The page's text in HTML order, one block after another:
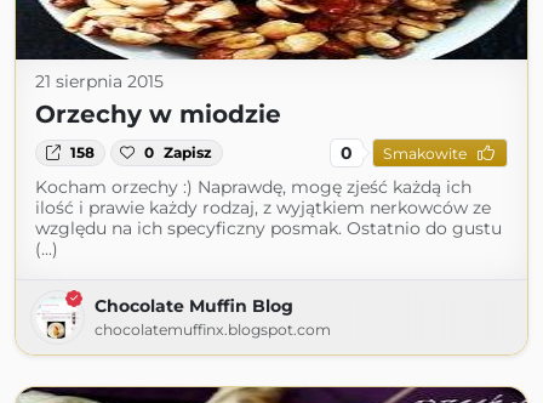
21 sierpnia 2015
Orzechy w miodzie
158 0 Zapisz 0 Smakowite
Kocham orzechy :) Naprawdę, mogę zjeść każdą ich
ilość i prawie każdy rodzaj, z wyjątkiem nerkowców ze
względu na ich specyficzny posmak. Ostatnio do gustu
(...)
Chocolate Muffin Blog
chocolatemuffinx.blogspot.com